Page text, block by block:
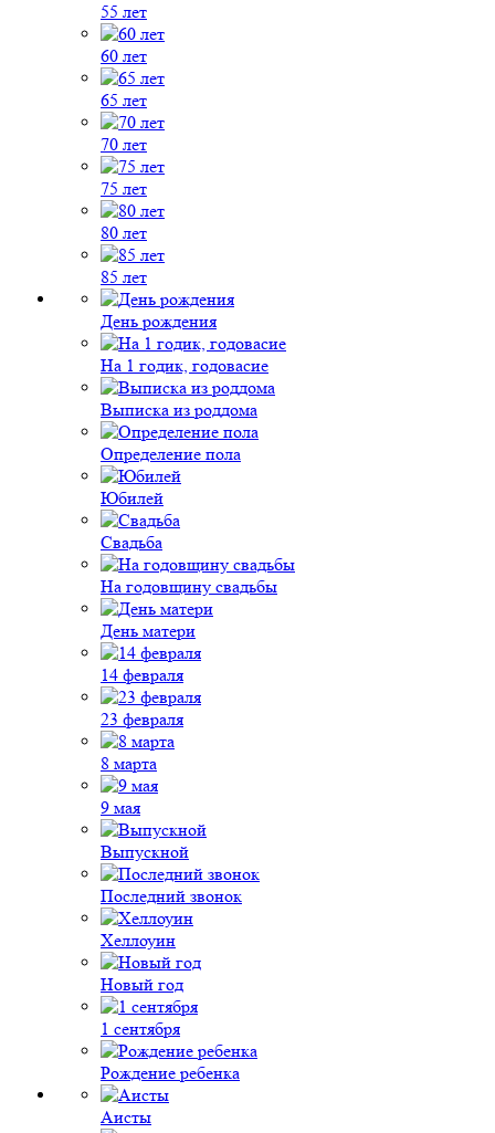
55 лет
60 лет
65 лет
70 лет
75 лет
80 лет
85 лет
День рождения
На 1 годик, годовасие
Выписка из роддома
Определение пола
Юбилей
Свадьба
На годовщину свадьбы
День матери
14 февраля
23 февраля
8 марта
9 мая
Выпускной
Последний звонок
Хеллоуин
Новый год
1 сентября
Рождение ребенка
Аисты